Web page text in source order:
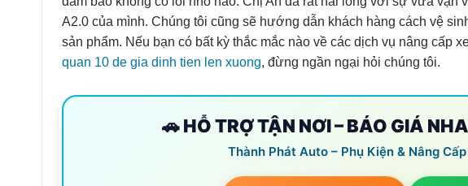
A2.0 của mình. Chúng tôi cũng sẽ hướng dẫn khách hàng cách vệ
sản phẩm. Nếu bạn có bất kỳ thắc mắc nào về các dịch vụ nâng cấp
quan 10 de gia dinh tien len xuong, đừng ngần ngại hỏi chúng tôi.
🚗 HỖ TRỢ TẬN NƠI – BÁO GIÁ
Thành Phát Auto – Phụ Kiện & Nâng